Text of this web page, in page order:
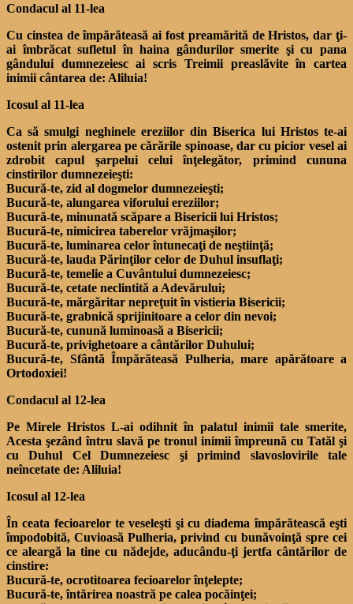
Condacul al 11-lea
Cu cinstea de împărăteasă ai fost preamărită de Hristos, dar ţi-
ai îmbrăcat sufletul în haina gândurilor smerite şi cu pana
gândului dumnezeiesc ai scris Treimii preaslăvite în cartea
inimii cântarea de: Aliluia!
Icosul al 11-lea
Ca să smulgi neghinele ereziilor din Biserica lui Hristos te-ai
ostenit prin alergarea pe cărările spinoase, dar cu picior vesel ai
zdrobit capul şarpelui celui înţelegător, primind cununa
cinstirilor dumnezeieşti:
Bucură-te, zid al dogmelor dumnezeieşti;
Bucură-te, alungarea viforului ereziilor;
Bucură-te, minunată scăpare a Bisericii lui Hristos;
Bucură-te, nimicirea taberelor vrăjmaşilor;
Bucură-te, luminarea celor întunecaţi de neştiinţă;
Bucură-te, lauda Părinţilor celor de Duhul insuflaţi;
Bucură-te, temelie a Cuvântului dumnezeiesc;
Bucură-te, cetate neclintită a Adevărului;
Bucură-te, mărgăritar nepreţuit în vistieria Bisericii;
Bucură-te, grabnică sprijinitoare a celor din nevoi;
Bucură-te, cunună luminoasă a Bisericii;
Bucură-te, privighetoare a cântărilor Duhului;
Bucură-te, Sfântă Împărăteasă Pulheria, mare apărătoare a
Ortodoxiei!
Condacul al 12-lea
Pe Mirele Hristos L-ai odihnit în palatul inimii tale smerite,
Acesta şezând întru slavă pe tronul inimii împreună cu Tatăl şi
cu Duhul Cel Dumnezeiesc şi primind slavoslovirile tale
neîncetate de: Aliluia!
Icosul al 12-lea
În ceata fecioarelor te veseleşti şi cu diadema împărătească eşti
împodobită, Cuvioasă Pulheria, privind cu bunăvoinţă spre cei
ce aleargă la tine cu nădejde, aducându-ţi jertfa cântărilor de
cinstire:
Bucură-te, ocrotitoarea fecioarelor înţelepte;
Bucură-te, întărirea noastră pe calea pocăinţei;